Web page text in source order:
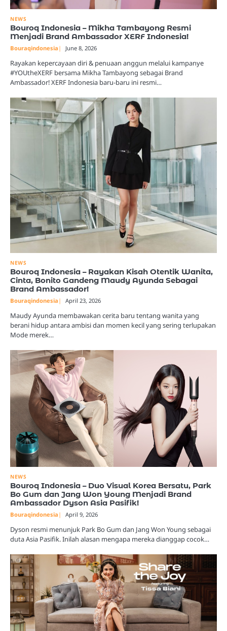
NEWS
Bouroq Indonesia – Mikha Tambayong Resmi
Menjadi Brand Ambassador XERF Indonesia!
Bouraqindonesia June 8, 2026
Rayakan kepercayaan diri & penuaan anggun melalui kampanye
#YOUtheXERF bersama Mikha Tambayong sebagai Brand
Ambassador! XERF Indonesia baru-baru ini resmi…
NEWS
Bouroq Indonesia – Rayakan Kisah Otentik Wanita,
Cinta, Bonito Gandeng Maudy Ayunda Sebagai
Brand Ambassador!
Bouraqindonesia April 23, 2026
Maudy Ayunda membawakan cerita baru tentang wanita yang
berani hidup antara ambisi dan momen kecil yang sering terlupakan
Mode merek…
NEWS
Bouroq Indonesia – Duo Visual Korea Bersatu, Park
Bo Gum dan Jang Won Young Menjadi Brand
Ambassador Dyson Asia Pasifik!
Bouraqindonesia April 9, 2026
Dyson resmi menunjuk Park Bo Gum dan Jang Won Young sebagai
duta Asia Pasifik. Inilah alasan mengapa mereka dianggap cocok…